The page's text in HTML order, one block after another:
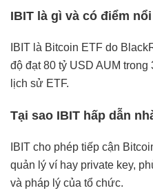
IBIT là gì và có điểm
IBIT là Bitcoin ETF do
độ đạt 80 tỷ USD AUM
lịch sử ETF.
Tại sao IBIT hấp dẫn
IBIT cho phép tiếp cận
quản lý ví hay private key,
và pháp lý của tổ chức.